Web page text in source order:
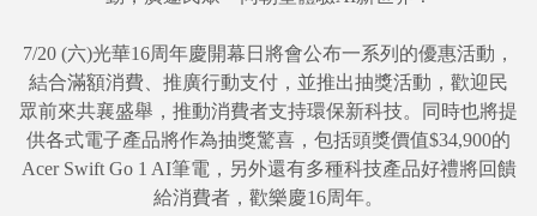
7/20 (六)光華16周年慶開幕日將會公布一系列的優惠活動，
結合滿額消費、推廣行動支付，並推出抽獎活動，歡迎民
眾前來共襄盛舉，推動消費者支持環保新科技。同時也將提
供各式電子產品將作為抽獎驚喜，包括頭獎價值$34,900的
Acer Swift Go 1 AI筆電，另外還有多種科技產品好禮將回饋
給消費者，歡樂慶16周年。